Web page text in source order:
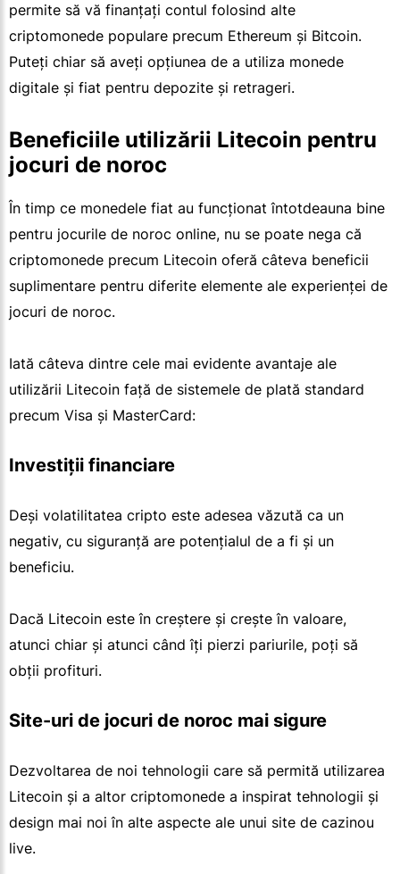
permite să vă finanțați contul folosind alte
criptomonede populare precum Ethereum și Bitcoin.
Puteți chiar să aveți opțiunea de a utiliza monede
digitale și fiat pentru depozite și retrageri.
Beneficiile utilizării Litecoin pentru
jocuri de noroc
În timp ce monedele fiat au funcționat întotdeauna bine
pentru jocurile de noroc online, nu se poate nega că
criptomonede precum Litecoin oferă câteva beneficii
suplimentare pentru diferite elemente ale experienței de
jocuri de noroc.
Iată câteva dintre cele mai evidente avantaje ale
utilizării Litecoin față de sistemele de plată standard
precum Visa și MasterCard:
Investiții financiare
Deși volatilitatea cripto este adesea văzută ca un
negativ, cu siguranță are potențialul de a fi și un
beneficiu.
Dacă Litecoin este în creștere și crește în valoare,
atunci chiar și atunci când îți pierzi pariurile, poți să
obții profituri.
Site-uri de jocuri de noroc mai sigure
Dezvoltarea de noi tehnologii care să permită utilizarea
Litecoin și a altor criptomonede a inspirat tehnologii și
design mai noi în alte aspecte ale unui site de cazinou
live.